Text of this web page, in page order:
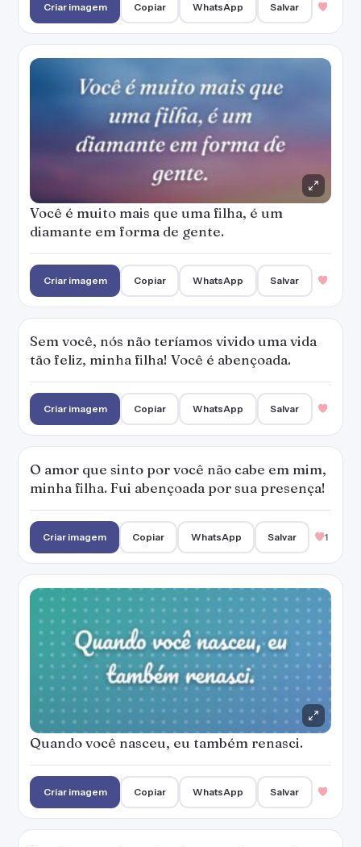
Criar imagem Copiar WhatsApp Salvar
Você é muito mais que uma filha, é um
diamante em forma de gente.
Criar imagem Copiar WhatsApp Salvar
Sem você, nós não teríamos vivido uma vida
tão feliz, minha filha! Você é abençoada.
Criar imagem Copiar WhatsApp Salvar
O amor que sinto por você não cabe em mim,
minha filha. Fui abençoada por sua presença!
Criar imagem Copiar WhatsApp Salvar 1
Quando você nasceu, eu também renasci.
Criar imagem Copiar WhatsApp Salvar